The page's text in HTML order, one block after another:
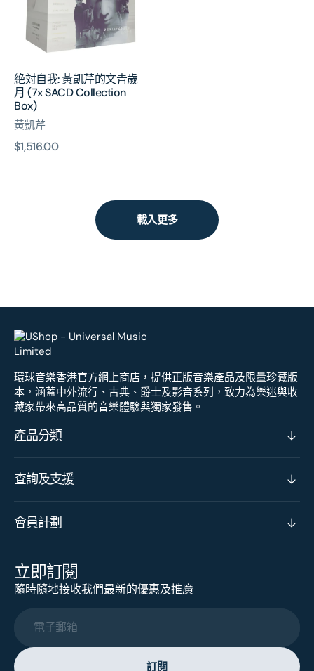
歲
月
(7x
SACD
Collection
絶対自我: 黃凱芹的文青歲
月 (7x SACD Collection
Box)
黃凱芹
原
$1,516.00
載入更多
環球音樂香港官方網上商店，提供正版音樂產品及限量珍藏版
本，涵蓋中外流行、古典、爵士及影音系列，致力為樂迷與收
藏家帶來高品質的音樂體驗與獨家發售。
產品分類
查詢及支援
會員計劃
立即訂閱
隨時隨地接收我們最新的優惠及推廣
電子郵箱
訂閱